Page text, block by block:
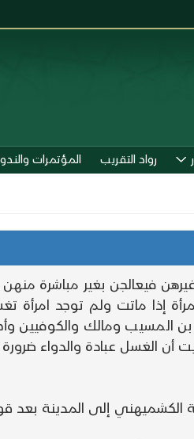
رواد التقريب المؤتمرات
فيعالجن بغير مباشرة
ماتت ولم توجد امرأة
المسيب ومالك والكوفيين
الغسل عبادة والدواء ضرورة
إلى المدينة بعد